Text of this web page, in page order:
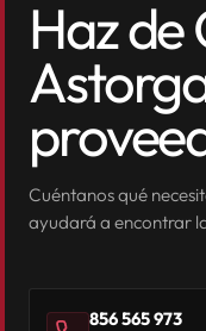
Haz de
Cuéntanos qué
ayudará a encontrar
856 565 973